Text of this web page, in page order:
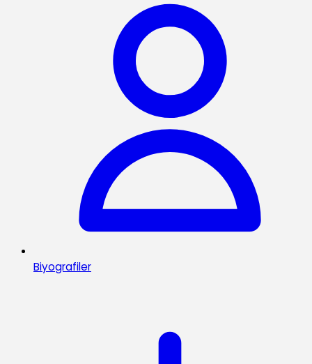
Biyografiler